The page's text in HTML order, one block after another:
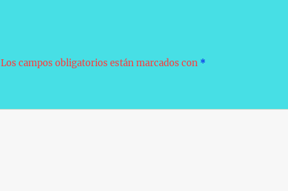
Los campos obligatorios están marcados con *